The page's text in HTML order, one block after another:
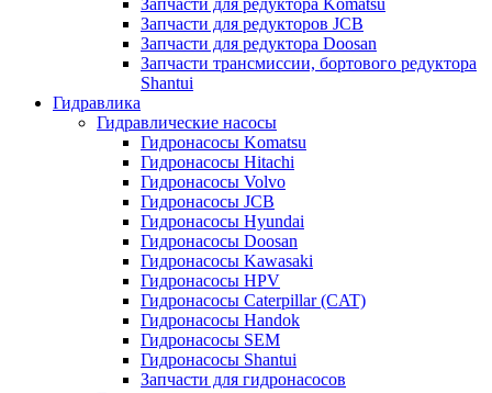
Запчасти для редукторов JCB
Запчасти для редуктора Doosan
Запчасти трансмиссии, бортового редуктора
Shantui
Гидравлика
Гидравлические насосы
Гидронасосы Komatsu
Гидронасосы Hitachi
Гидронасосы Volvo
Гидронасосы JCB
Гидронасосы Hyundai
Гидронасосы Doosan
Гидронасосы Kawasaki
Гидронасосы HPV
Гидронасосы Caterpillar (CAT)
Гидронасосы Handok
Гидронасосы SEM
Гидронасосы Shantui
Запчасти для гидронасосов